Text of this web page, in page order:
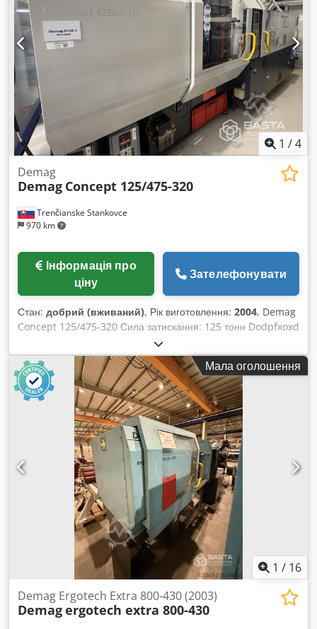
1 /4
Trenčianske Stankovce
970 km
Demag
Demag Concept 125/475-320
ціну
Зателефонувати
Стан: добрий (вживаний), Рік виготовлення: 2004, Demag
Concept 125/475-320 Сила затискання: 125 тонн Dodpfxoxd
Sz Ej Acwjkr 2 x витягувачі серцевин на рухомих плитах +
Робот Demag W621-1831: X-550, Y-1000, Z-2000 (2004)
Мала оголошення
1 / 16
Demag Ergotech Extra 800-430 (2003)
Demagergotech extra 800-430